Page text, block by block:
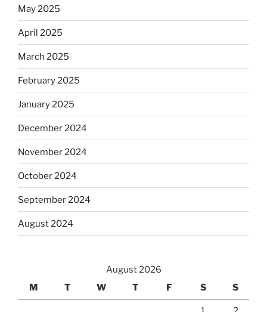
May 2025
April 2025
March 2025
February 2025
January 2025
December 2024
November 2024
October 2024
September 2024
August 2024
August 2026
M
T W T F S S